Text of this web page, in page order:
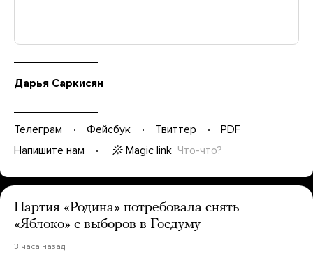
Дарья Саркисян
Телеграм Фейсбук Твиттер
PDF
Напишите нам
Magic link Что-что?
Партия «Родина» потребовала снять
«Яблоко» с выборов в Госдуму
3 часа назад